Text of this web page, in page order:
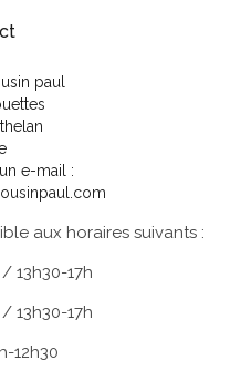
paul
e-mail :
aux horaires suivants :
13h30-17h
13h30-17h
12h30